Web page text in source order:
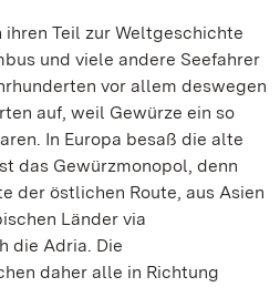
Teil zur Weltgeschichte
und viele andere Seefahrer
vor allem deswegen
auf, weil Gewürze ein so
In Europa besaß die alte
das Gewürzmonopol, denn
der östlichen Route, aus Asien
Länder via
die Adria. Die
daher alle in Richtung